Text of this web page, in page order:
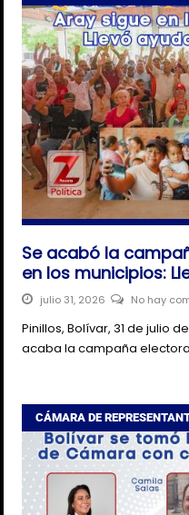
Se acabó la
en los municipios:
julio 31, 2026 No hay
Pinillos, Bolívar, 31 de julio
acaba la campaña
CÁMARA DE